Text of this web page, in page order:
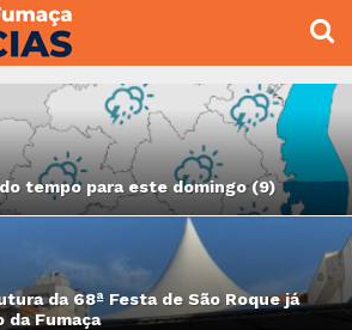
tempo para este domingo (9)
da 68ª Festa de São Roque já
da Fumaça